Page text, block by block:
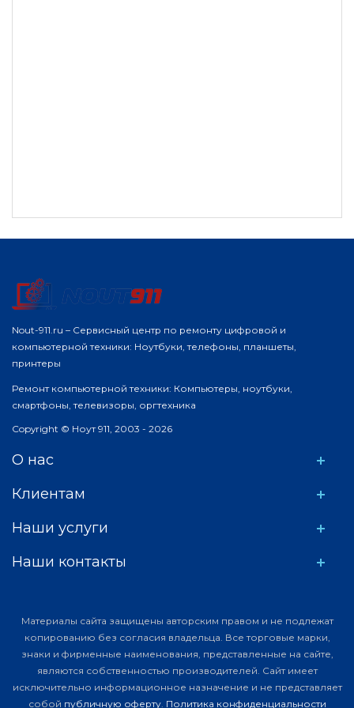
Nout-911.ru – Сервисный центр по ремонту цифровой и
компьютерной техники: Ноутбуки, телефоны, планшеты,
принтеры
Ремонт компьютерной техники: Компьютеры, ноутбуки,
смартфоны, телевизоры, оргтехника
Copyright © Ноут 911, 2003 - 2026
О нас
Клиентам
Наши услуги
Наши контакты
Материалы сайта защищены авторским правом и не подлежат
копированию без согласия владельца. Все торговые марки,
знаки и фирменные наименования, представленные на сайте,
являются собственностью производителей. Сайт имеет
исключительно информационное назначение и не представляет
собой публичную оферту. Политика конфиденциальности